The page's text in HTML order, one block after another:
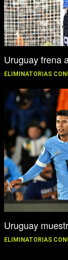
Uruguay frena
ELIMINATORIAS
Uruguay
ELIMINATORIAS